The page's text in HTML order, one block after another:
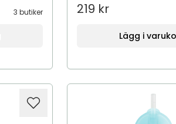
3 butiker 219 kr
Lägg i